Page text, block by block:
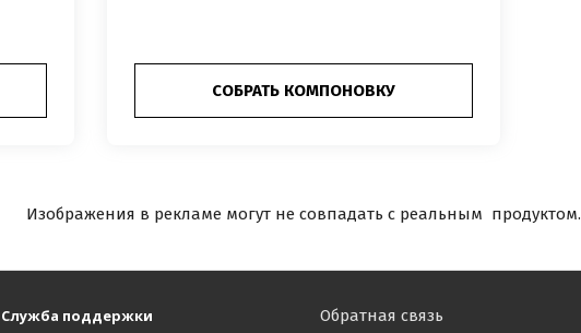
СОБРАТЬ КОМПОНОВКУ
Изображения в рекламе могут не совпадать с реальным продуктом.
Служба поддержки
Обратная связь